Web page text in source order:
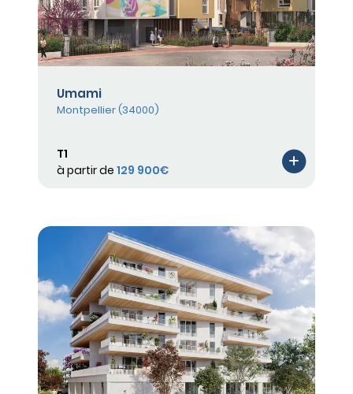
Umami
Montpellier (34000)
T1
à partir de 129 900€